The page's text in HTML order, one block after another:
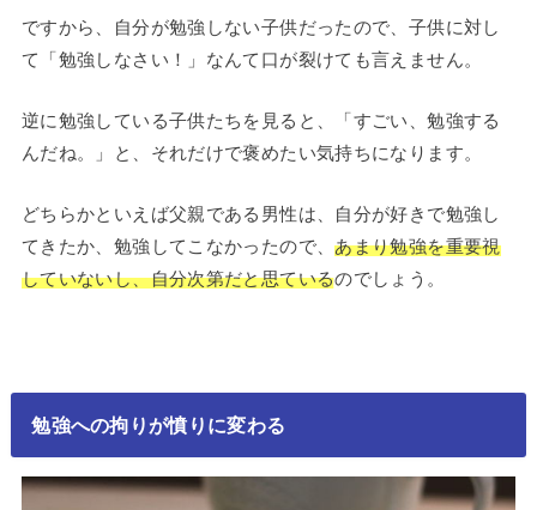
ですから、自分が勉強しない子供だったので、子供に対し
て「勉強しなさい！」なんて口が裂けても言えません。
逆に勉強している子供たちを見ると、「すごい、勉強する
んだね。」と、それだけで褒めたい気持ちになります。
どちらかといえば父親である男性は、自分が好きで勉強し
てきたか、勉強してこなかったので、あまり勉強を重要視
していないし、自分次第だと思ているのでしょう。
勉強への拘りが憤りに変わる